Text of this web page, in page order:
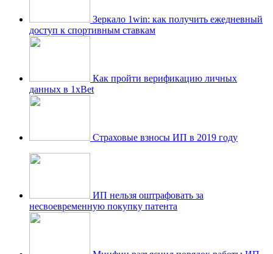
Зеркало 1win: как получить ежедневный
доступ к спортивным ставкам
Как пройти верификацию личных
данных в 1xBet
Страховые взносы ИП в 2019 году
ИП нельзя оштрафовать за
несвоевременную покупку патента